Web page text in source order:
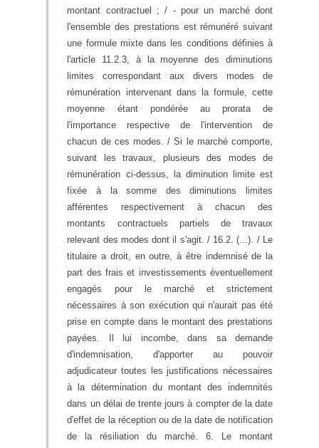
montant contractuel ; / - pour un marché dont
l'ensemble des prestations est rémunéré suivant
une formule mixte dans les conditions définies à
l'article 11.2.3, à la moyenne des diminutions
limites correspondant aux divers modes de
rémunération intervenant dans la formule, cette
moyenne étant pondérée au prorata de
l'importance respective de l'intervention de
chacun de ces modes. / Si le marché comporte,
suivant les travaux, plusieurs des modes de
rémunération ci-dessus, la diminution limite est
fixée à la somme des diminutions limites
afférentes respectivement à chacun des
montants contractuels partiels de travaux
relevant des modes dont il s'agit. / 16.2. (...). / Le
titulaire a droit, en outre, à être indemnisé de la
part des frais et investissements éventuellement
engagés pour le marché et strictement
nécessaires à son exécution qui n'aurait pas été
prise en compte dans le montant des prestations
payées. Il lui incombe, dans sa demande
d'indemnisation, d'apporter au pouvoir
adjudicateur toutes les justifications nécessaires
à la détermination du montant des indemnités
dans un délai de trente jours à compter de la date
d'effet de la réception ou de la date de notification
de la résiliation du marché. 6. Le montant